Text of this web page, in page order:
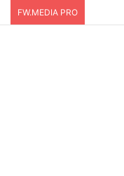
FW.MEDIA PRO